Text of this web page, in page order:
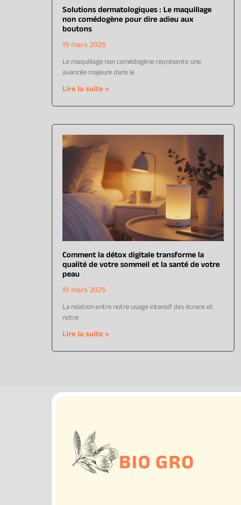
Solutions dermatologiques : Le maquillage
non comédogène pour dire adieu aux
boutons
19 mars 2025
Le maquillage non comédogène représente une
avancée majeure dans le
Lire la suite »
Comment la détox digitale transforme la
qualité de votre sommeil et la santé de votre
peau
19 mars 2025
La relation entre notre usage intensif des écrans et
notre
Lire la suite »